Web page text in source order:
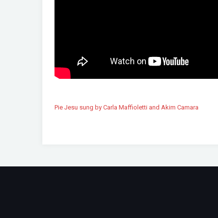
Pie Jesu sung by Carla Maffioletti and Akim Camara